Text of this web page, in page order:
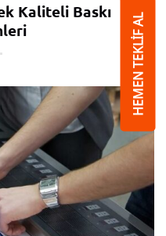
Kaliteli Baskı
HEMEN TEKLİF AL